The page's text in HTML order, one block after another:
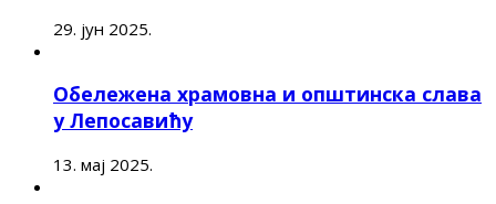
29. јун 2025.
Обележена храмовна и општинска слава
у Лепосавићу
13. мај 2025.